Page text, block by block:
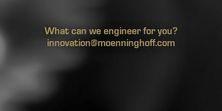
What can we engineer for you?
innovation@moenninghoff.com